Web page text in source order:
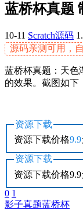
蓝桥杯真题
10-11 Scratch源码
源码亲测可用，
蓝桥杯真题：天色
的效果。截图如下
资源下载
资源下载价格9.9
资源下载
资源下载价格9.9
0 1
影子真题蓝桥杯